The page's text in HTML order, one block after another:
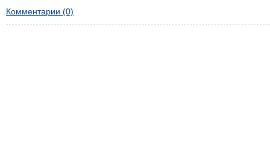
Комментарии (0)